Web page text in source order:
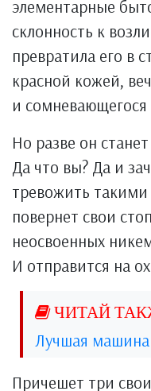
элементарные
склонность к
превратила его в
красной кожей,
и
Но разве он
Да что вы? Да и
тревожить
повернет свои
неосвоенных
И отправится на
Лучшая
Причешет три